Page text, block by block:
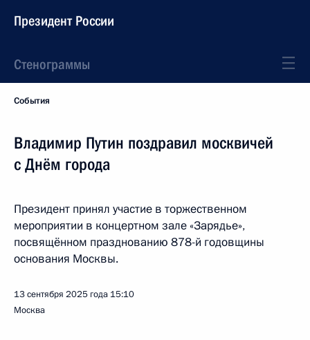
Президент России
Стенограммы
События
Владимир Путин поздравил москвичей
с Днём города
Президент принял участие в торжественном
мероприятии в концертном зале «Зарядье»,
посвящённом празднованию 878-й годовщины
основания Москвы.
13 сентября 2025 года 15:10
Москва